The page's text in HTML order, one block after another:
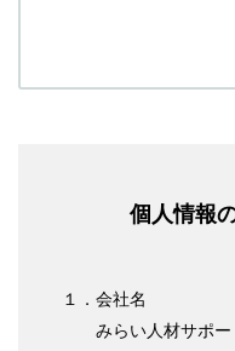
個人情報
１．会社名
みらい人材サポー